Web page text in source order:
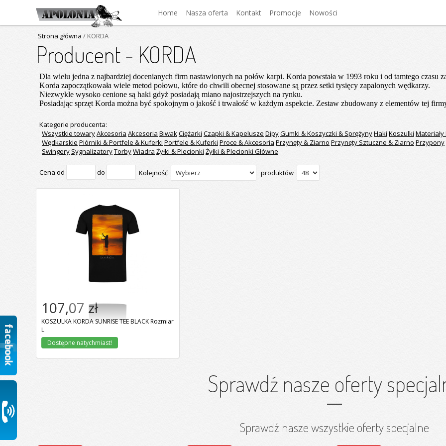
Home Nasza oferta Kontakt Promocje Nowości
Strona główna / KORDA
Producent - KORDA
Dla wielu jedna z najbardziej docenianych firm nastawionych na połów karpi. Korda powstała w 1993 roku i od tamtego czasu
Korda zapoczątkowała wiele metod połowu, które do chwili obecnej stosowane są przez setki tysięcy zapalonych wędkarzy.
Niezwykle wysoko cenione są haki gdyż posiadają miano najostrzejszych na rynku.
Posiadając sprzęt Korda można być spokojnym o jakość i trwałość w każdym aspekcie. Zestaw zbudowany z elementów tej
Kategorie producenta:
Wszystkie towaryAkcesoria Akcesoria BiwakCiężarki Czapki & Kapelusze DipyGumki & Koszyczki & SprężynyHaki Koszulki
Wędkarskie Piórniki & Portfele & Kuferki Portfele & Kuferki Proce & Akcesoria Przynęty & Ziarno Przynęty Sztuczne & Ziarno Przypony
SwingerySygnalizatoryTorbyWiadra Żyłki & Plecionki Żyłki & Plecionki Główne
Cena od do Kolejność produktów
Dodaj do koszyka
107,07 zł
KOSZULKA KORDA SUNRISE TEE BLACK Rozmiar
L
Dostępne natychmiast!
Sprawdź nasze oferty
Sprawdź nasze wszystkie oferty specjalne